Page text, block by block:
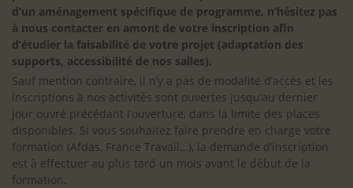
d’un aménagement spécifique de programme, n’hésitez pas
à nous contacter en amont de votre inscription afin
d’étudier la faisabilité de votre projet (adaptation des
supports, accessibilité de nos salles).
Sauf mention contraire, il n’y a pas de modalité d’accès et les
inscriptions à nos activités sont ouvertes jusqu’au dernier
jour ouvré précédant l’ouverture, dans la limite des places
disponibles. Si vous souhaitez faire prendre en charge votre
formation (Afdas, France Travail…), la demande d’inscription
est à effectuer au plus tard un mois avant le début de la
formation.